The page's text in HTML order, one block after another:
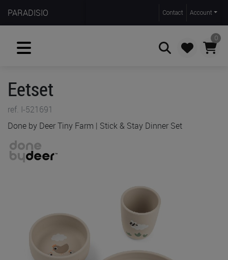
PARADISIO Contact Account
0
Eetset
ref. I-521691
Done by Deer Tiny Farm | Stick & Stay Dinner Set